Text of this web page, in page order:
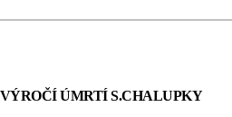
ÚMRTÍ S.CHALUPKY